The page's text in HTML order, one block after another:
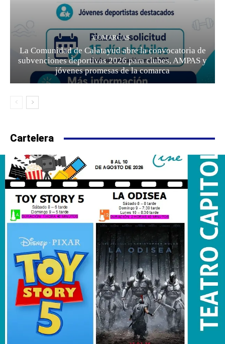
COMARCAS
La Comunidad de Calatayud abre la convocatoria de
subvenciones deportivas 2026 para clubes, AMPAS y
jóvenes promesas de la comarca
Cartelera